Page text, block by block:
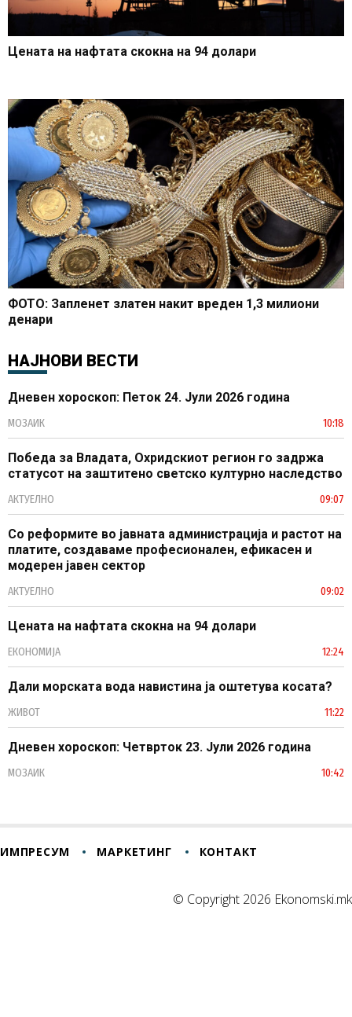
Цената на нафтата скокна на 94 долари
ФОТО: Запленет златен накит вреден 1,3 милиони
денари
НАЈНОВИ ВЕСТИ
Дневен хороскоп: Петок 24. Јули 2026 година
МОЗАИК 10:18
Победа за Владата, Охридскиот регион го задржа
статусот на заштитено светско културно наследство
АКТУЕЛНО 09:07
Со реформите во јавната администрација и растот на
платите, создаваме професионален, ефикасен и
модерен јавен сектор
АКТУЕЛНО 09:02
Цената на нафтата скокна на 94 долари
ЕКОНОМИЈА 12:24
Дали морската вода навистина ја оштетува косата?
ЖИВОТ 11:22
Дневен хороскоп: Четврток 23. Јули 2026 година
МОЗАИК 10:42
ИМПРЕСУМ МАРКЕТИНГ КОНТАКТ
© Copyright 2026 Ekonomski.mk